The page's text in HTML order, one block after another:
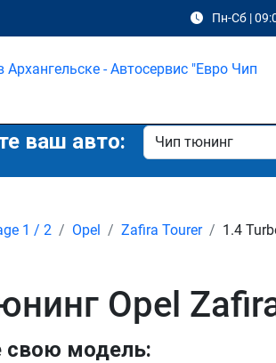
Пн-Сб |
ваш авто:
1 / 2 Opel Zafira Tourer 1.4
Opel
свою модель: